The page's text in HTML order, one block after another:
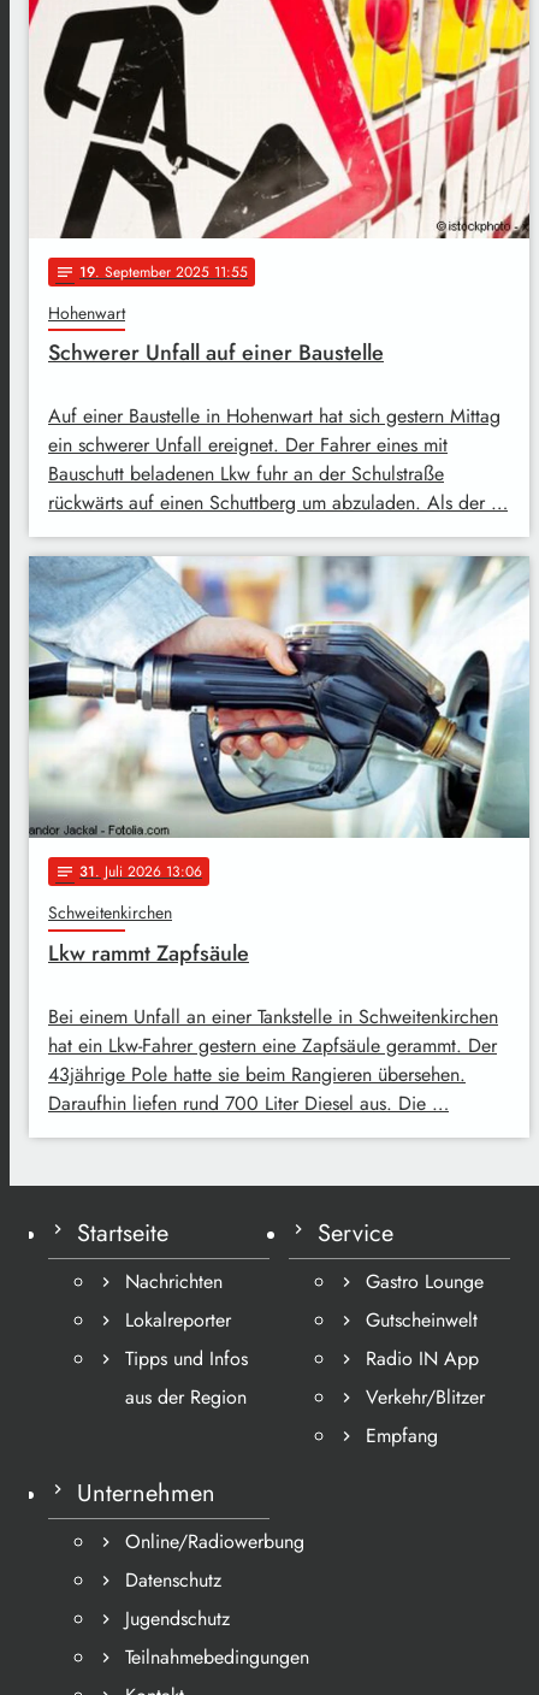
notes 19. September 2025 11:55
Hohenwart
Schwerer Unfall auf einer Baustelle
Auf einer Baustelle in Hohenwart hat sich gestern Mittag
ein schwerer Unfall ereignet. Der Fahrer eines mit
Bauschutt beladenen Lkw fuhr an der Schulstraße
rückwärts auf einen Schuttberg um abzuladen. Als der …
notes 31. Juli 2026 13:06
Schweitenkirchen
Lkw rammt Zapfsäule
Bei einem Unfall an einer Tankstelle in Schweitenkirchen
hat ein Lkw-Fahrer gestern eine Zapfsäule gerammt. Der
43jährige Pole hatte sie beim Rangieren übersehen.
Daraufhin liefen rund 700 Liter Diesel aus. Die …
Startseite
Nachrichten
Lokalreporter
Tipps und Infos
aus der Region
Service
Gastro Lounge
Gutscheinwelt
Radio IN App
Verkehr/Blitzer
Empfang
Unternehmen
Online/Radiowerbung
Datenschutz
Jugendschutz
Teilnahmebedingungen